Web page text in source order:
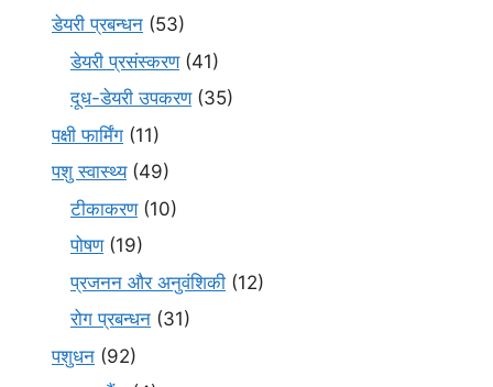
डेयरी प्रबन्धन (53)
डेयरी प्रसंस्करण(41)
दूध-डेयरी उपकरण(35)
पक्षी फार्मिंग (11)
पशु स्वास्थ्य(49)
टीकाकरण(10)
पोषण(19)
प्रजनन और अनुवंशिकी (12)
रोग प्रबन्धन (31)
पशुधन (92)